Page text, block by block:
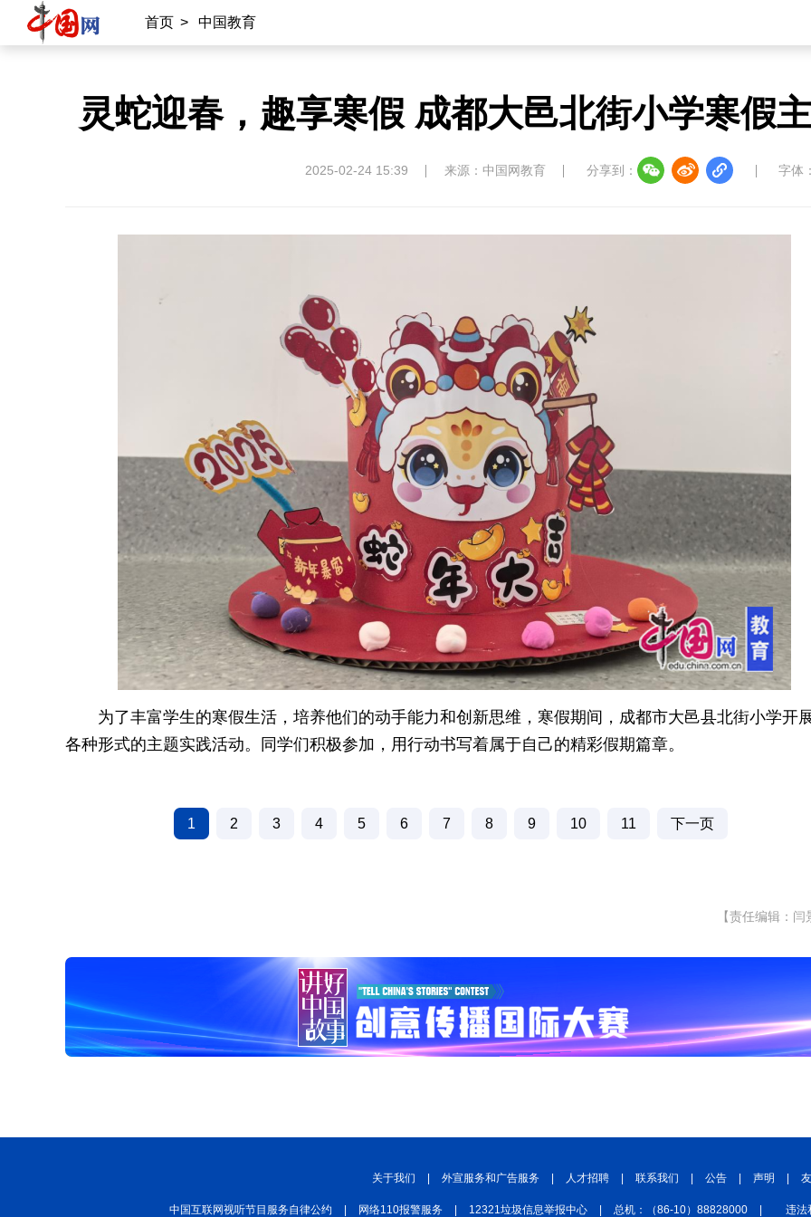
首页 > 中国教育
灵蛇迎春，趣享寒假 成都大邑北街小学寒假
2025-02-24 15:39 来源：中国网教育 分享到： 字体
为了丰富学生的寒假生活，培养他们的动手能力和创新思维，寒假期间，成都市大邑县北街小学开
各种形式的主题实践活动。同学们积极参加，用行动书写着属于自己的精彩假期篇章。
1 2 3 4 5 6 7 8 9 10 11 下一页
【责任编辑：闫
关于我们 外宣服务和广告服务 人才招聘 联系我们 公告 声明
中国互联网视听节目服务自律公约 网络110报警服务 12321垃圾信息举报中心 总机：（86-10）88828000 违法